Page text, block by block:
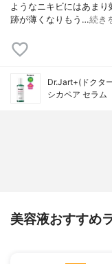
ようなニキビにはあま
跡が薄くなりもう…続き
Dr.Jart+(ドクタ
シカペア セラム
美容液おすすめ